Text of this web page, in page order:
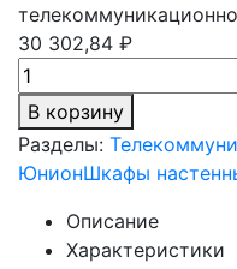
30 302,84 ₽
В корзину
Разделы:
ЮнионШкафы
Описание
Характеристики